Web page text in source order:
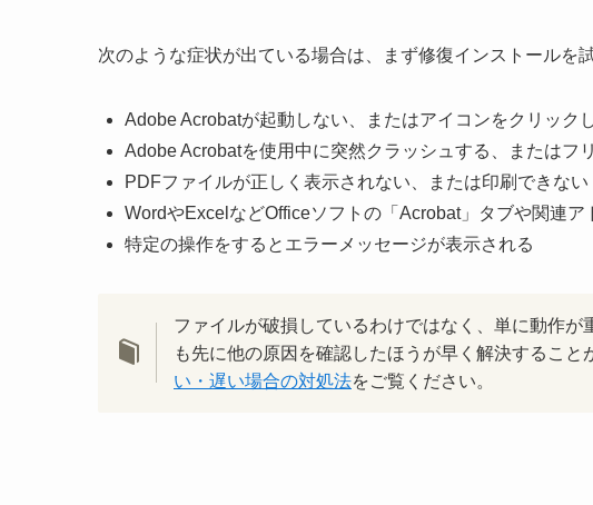
次のような症状が出ている場合は、まず修復インストールを
Adobe Acrobatが起動しない、またはアイコンをクリック
Adobe Acrobatを使用中に突然クラッシュする、またはフ
PDFファイルが正しく表示されない、または印刷できない
WordやExcelなどOfficeソフトの「Acrobat」タブや関連ア
特定の操作をするとエラーメッセージが表示される
ファイルが破損しているわけではなく、単に動作
も先に他の原因を確認したほうが早く解決すること
い・遅い場合の対処法をご覧ください。